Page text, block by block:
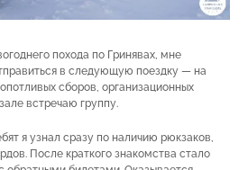
похода по Гринявах, мне
в следующую поездку — на
сборов, организационных
встречаю группу.
я узнал сразу по наличию рюкзаков,
После краткого знакомства стало